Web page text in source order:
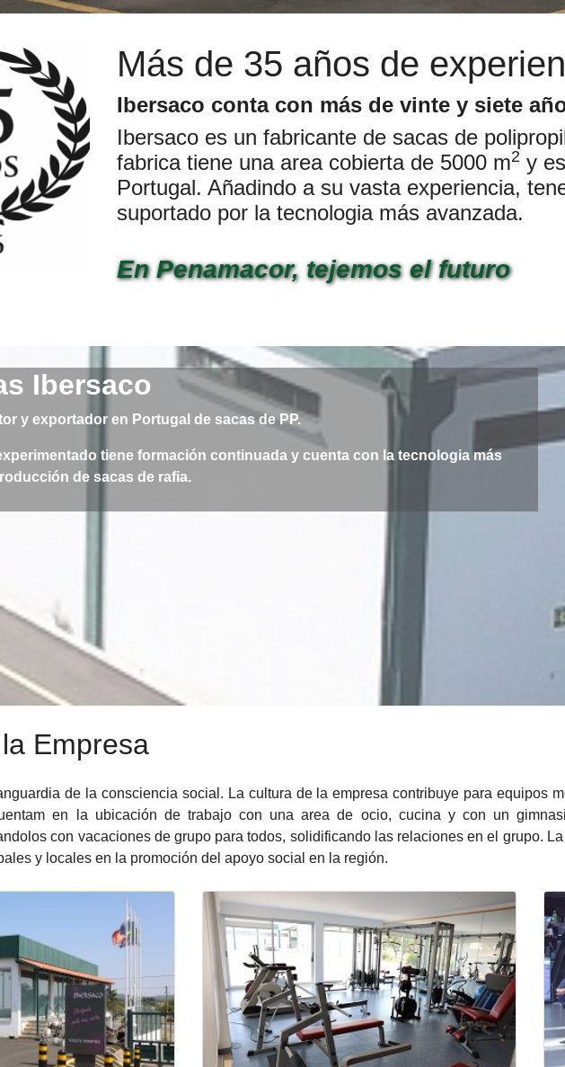
Más de 35 años de
Ibersaco conta con más de vinte y siete
Ibersaco es un fabricante de sacas de
fabrica tiene una area cobierta de 5000 m2 y
Portugal. Añadindo a su vasta experiencia,
suportado por la tecnologia más avanzada.
En Penamacor, tejemos el futuro
Ibersaco
y exportador en Portugal de sacas de PP.
tiene formación continuada y cuenta con la tecnologia más
de sacas de rafia.
Empresa
de la consciencia social. La cultura de la empresa contribuye para equipos
en la ubicación de trabajo con una area de ocio, cucina y con un
con vacaciones de grupo para todos, solidificando las relaciones en el grupo.
y locales en la promoción del apoyo social en la región.